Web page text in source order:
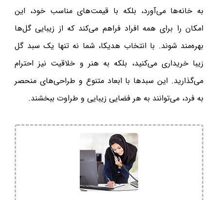
به خانه‌ها می‌آورد، بلکه با قیمت‌های مناسب خود، این
امکان را برای همه افراد فراهم می‌کند که از زیبایی گل‌ها
بهره‌مند شوند. با انتخاب هدیکا، شما نه تنها یک سبد گل
زیبا خریداری می‌کنید، بلکه به هنر و خلاقیت نیز احترام
می‌گذارید. این سبدها با ابعاد متنوع و طراحی‌های منحصر
به فرد، می‌توانند به هر فضایی زیبایی و طراوت ببخشند.